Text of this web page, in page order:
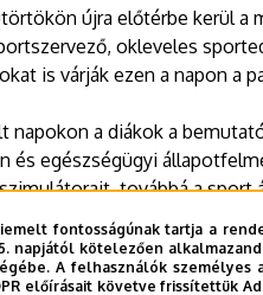
újra előtérbe kerül a
okleveles
is várják ezen a napon a
napokon a diákok a
és egészségügyi
továbbá a sport
részvétel regisztrációhoz
fontosságúnak tartja a
napjától kötelezően
A felhasználók
előírásait követve frissítettük